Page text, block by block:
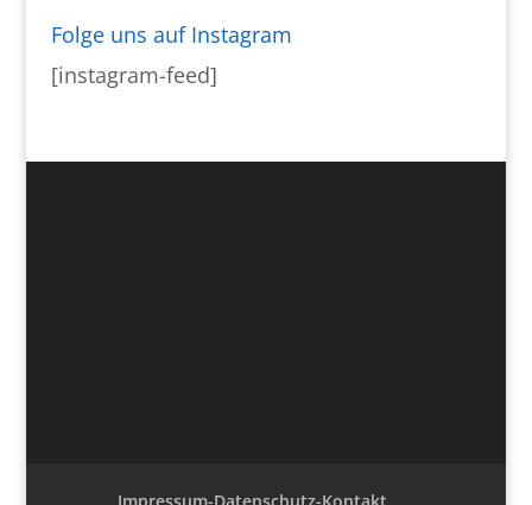
Folge uns auf Instagram
[instagram-feed]
Impressum-Datenschutz-Kontakt